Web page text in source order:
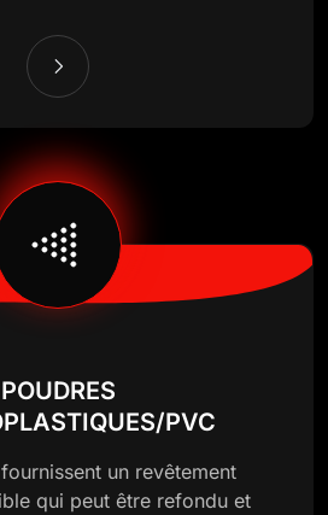
POUDRES
PVC
un revêtement
qui peut être refondu et